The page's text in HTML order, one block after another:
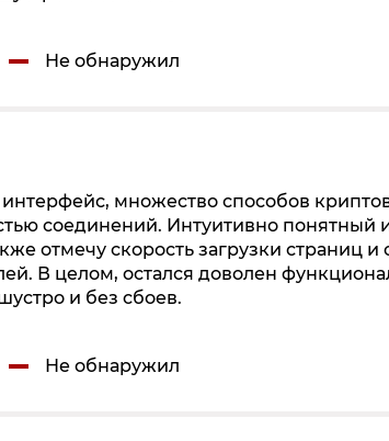
Не обнаружил
множество способов
соединений. Интуитивно понятный
отмечу скорость загрузки страниц и
В целом, остался доволен
и без сбоев.
Не обнаружил